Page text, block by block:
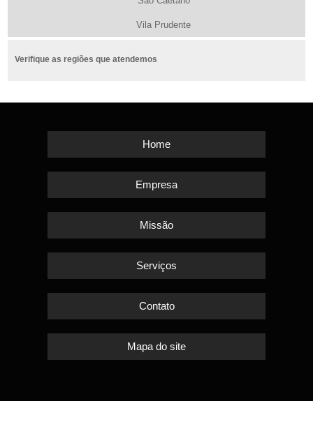
Vila Prudente
Verifique as regiões que atendemos
Home
Empresa
Missão
Serviços
Contato
Mapa do site